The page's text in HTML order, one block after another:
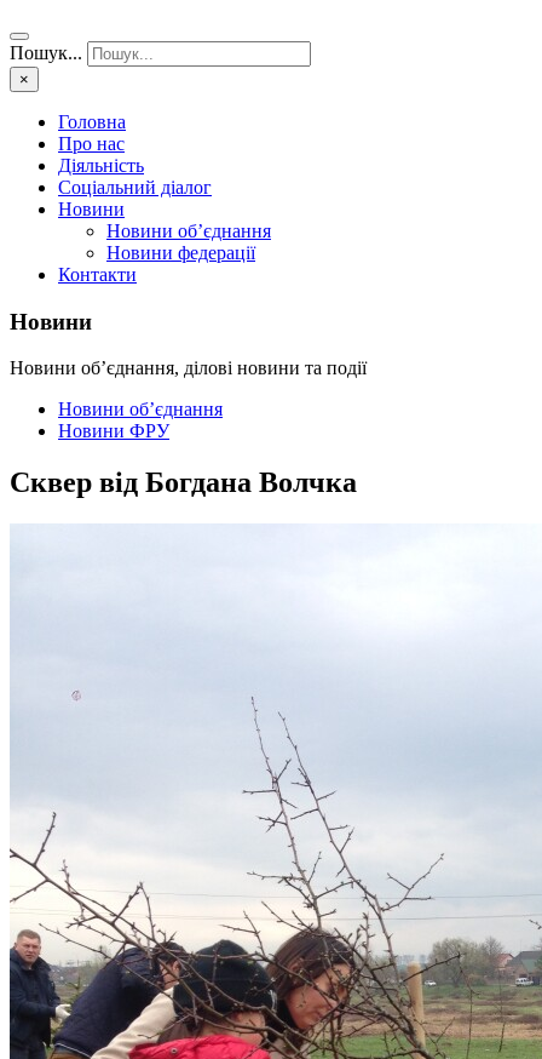
Пошук...
×
Головна
Про нас
Діяльність
Соціальний діалог
Новини
Новини об’єднання
Новини федерації
Контакти
Новини
Новини об’єднання, ділові новини та події
Новини об’єднання
Новини ФРУ
Сквер від Богдана Волчка